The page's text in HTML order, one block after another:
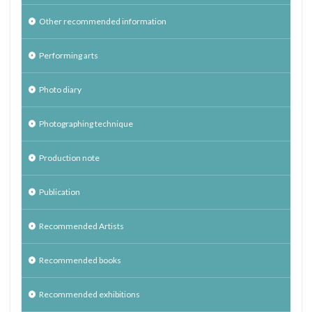
Other recommended information
Performing arts
Photo diary
Photographing technique
Production note
Publication
Recommended Artists
Recommended books
Recommended exhibitions